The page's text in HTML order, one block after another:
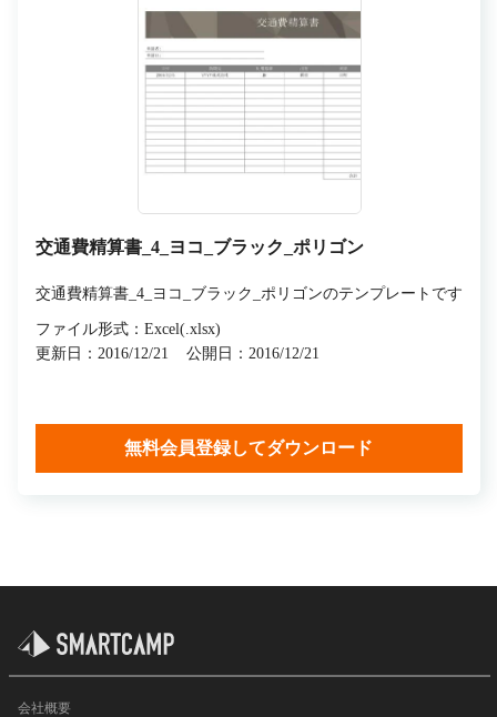
交通費精算書_4_ヨコ_ブラック_ポリゴン
交通費精算書_4_ヨコ_ブラック_ポリゴンのテンプレートです
ファイル形式：Excel(.xlsx)
更新日：2016/12/21
公開日：2016/12/21
無料会員登録してダウンロード
会社概要